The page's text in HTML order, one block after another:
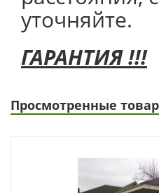
уточняйте.
ГАРАНТИЯ !!!
Просмотренные